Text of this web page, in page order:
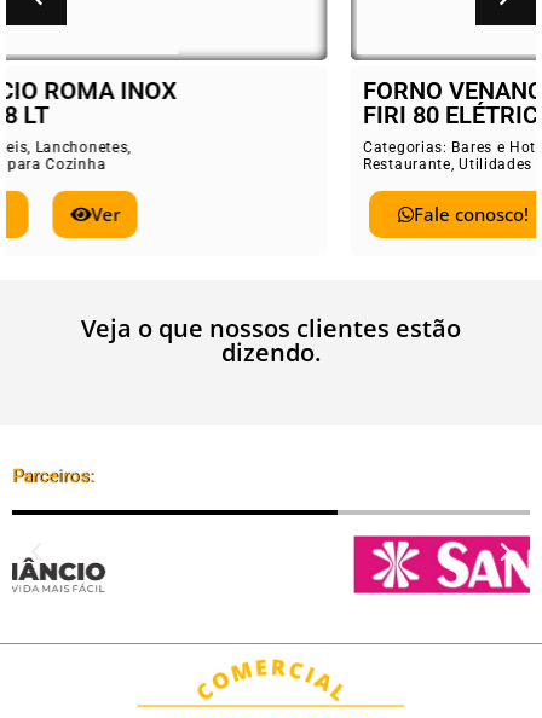
FORNO VENANCIO ROMA INOX
Categorias: Lanchonetes,
Restaurante
Fale conosco!
Veja o que nossos clientes estão
dizendo.
Parceiros: